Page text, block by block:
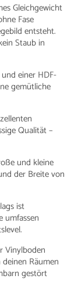
Gleichgewicht
Fase
entsteht.
Staub in
einer HDF-
gemütliche
Qualität –
und kleine
der Breite von
ist
umfassen
Vinylboden
Räumen
gestört